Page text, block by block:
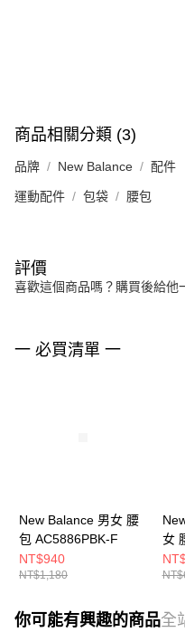
商品相關分類 (3)
品牌 New Balance 配件
運動配件 包袋 腰包
評價
喜歡這個商品嗎？購買後給他
一 必買清單 一
New Balance 男女 腰
包 AC5886PBK-F
NT$940
NT$1,180
女
F
你可能有興趣的商品全